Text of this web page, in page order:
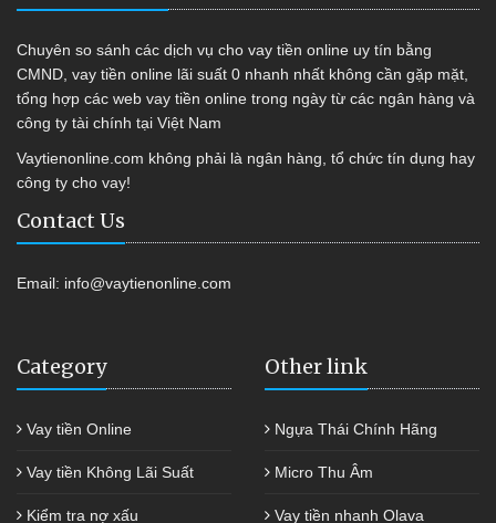
Chuyên so sánh các dịch vụ cho vay tiền online uy tín bằng
CMND, vay tiền online lãi suất 0 nhanh nhất không cần gặp mặt,
tổng hợp các web vay tiền online trong ngày từ các ngân hàng và
công ty tài chính tại Việt Nam
Vaytienonline.com không phải là ngân hàng, tổ chức tín dụng hay
công ty cho vay!
Contact Us
Email: info@vaytienonline.com
Category
Vay tiền Online
Vay tiền Không Lãi Suất
Kiểm tra nợ xấu
Other link
Ngựa Thái Chính Hãng
Micro Thu Âm
Vay tiền nhanh Olava